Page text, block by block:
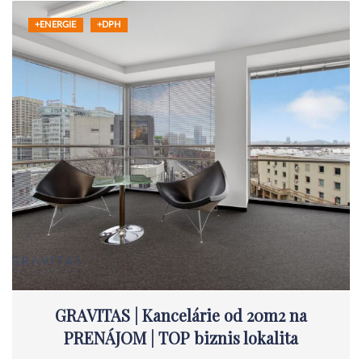
+ENERGIE +DPH
GRAVITAS | Kancelárie od 20m2 na
PRENÁJOM | TOP biznis lokalita